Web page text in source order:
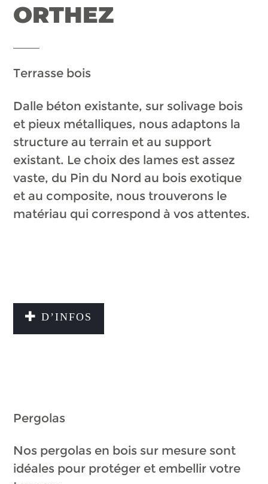
ORTHEZ
Terrasse bois
Dalle béton existante, sur solivage bois
et pieux métalliques, nous adaptons la
structure au terrain et au support
existant. Le choix des lames est assez
vaste, du Pin du Nord au bois exotique
et au composite, nous trouverons le
matériau qui correspond à vos attentes.
D’INFOS
Pergolas
Nos pergolas en bois sur mesure sont
idéales pour protéger et embellir votre